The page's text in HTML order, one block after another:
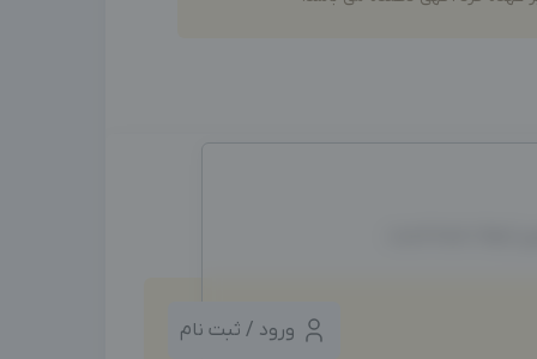
ایجاد شده است.
ورود / ثبت نام